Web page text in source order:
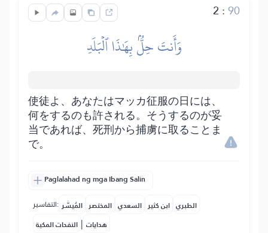
2 :90
وَأَنتَ حِلُّۢ بِهَٰذَا ٱلۡبَلَدِ
使徒よ、あなたはマッカ征服の日には、
何をするのも許される。そうするのが妥
当であれば、死刑から捕虜に取ることま
で。
Paglalahad ng mga Ibang Salin
التفاسير: المُيسَّر المختصر السعدي ابن كثير الطبري
النفحات المكية | هدايات